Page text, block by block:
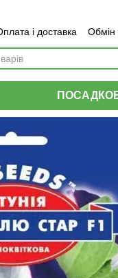
і доставка Обмін